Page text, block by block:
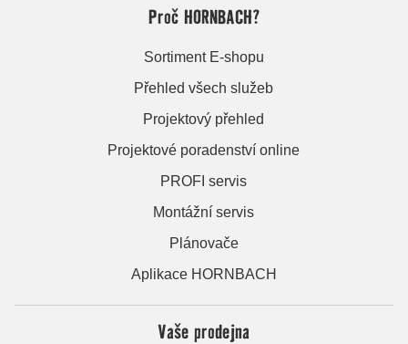
Proč HORNBACH?
Sortiment E-shopu
Přehled všech služeb
Projektový přehled
Projektové poradenství online
PROFI servis
Montážní servis
Plánovače
Aplikace HORNBACH
Vaše prodejna